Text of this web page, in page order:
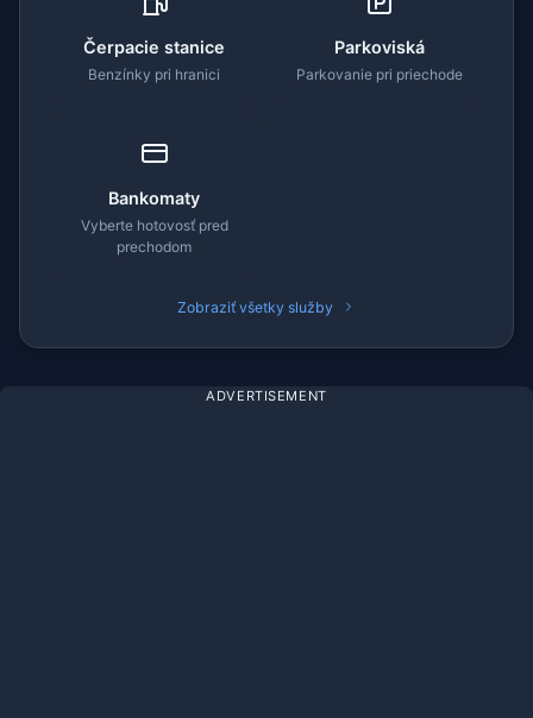
Čerpacie stanice
Benzínky pri hranici
Parkoviská
Parkovanie pri priechode
Bankomaty
Vyberte hotovosť pred
prechodom
Zobraziť všetky služby
ADVERTISEMENT